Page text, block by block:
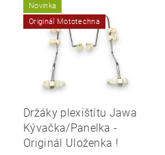
Novinka
Originál Mototechna
Držáky plexištítu Jawa
Kývačka/Panelka -
Originál Uloženka !